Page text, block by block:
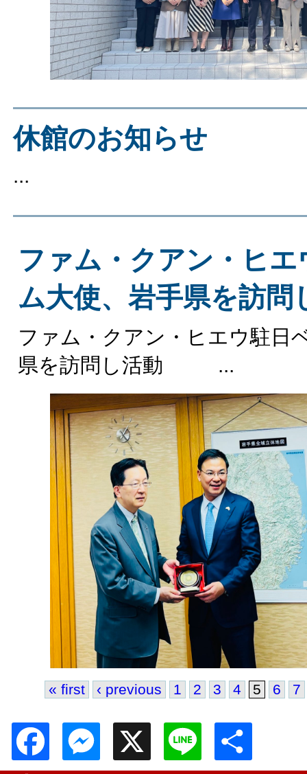
休館のお知らせ
...
ファム・クアン・ヒ
ム大使、岩手県を訪問
ファム・クアン・ヒエウ駐日
県を訪問し活動 ...
Pages
« first ‹ previous 1 2 3 4 5 6 7
FacebookMessenger
X Line